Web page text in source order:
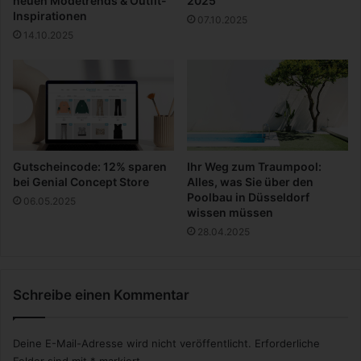
H
o
m
g
W
M
r
n
e
o
g
Inspirationen
14.10.2025
07.10.2025
Gutscheincode: 12% sparen
bei Genial Concept Store
06.05.2025
Ihr Weg zum Traumpool:
Alles, was Sie über den
Poolbau in Düsseldorf
wissen müssen
28.04.2025
Schreibe einen Kommentar
Deine E-Mail-Adresse wird nicht veröffentlicht.
Erforderliche